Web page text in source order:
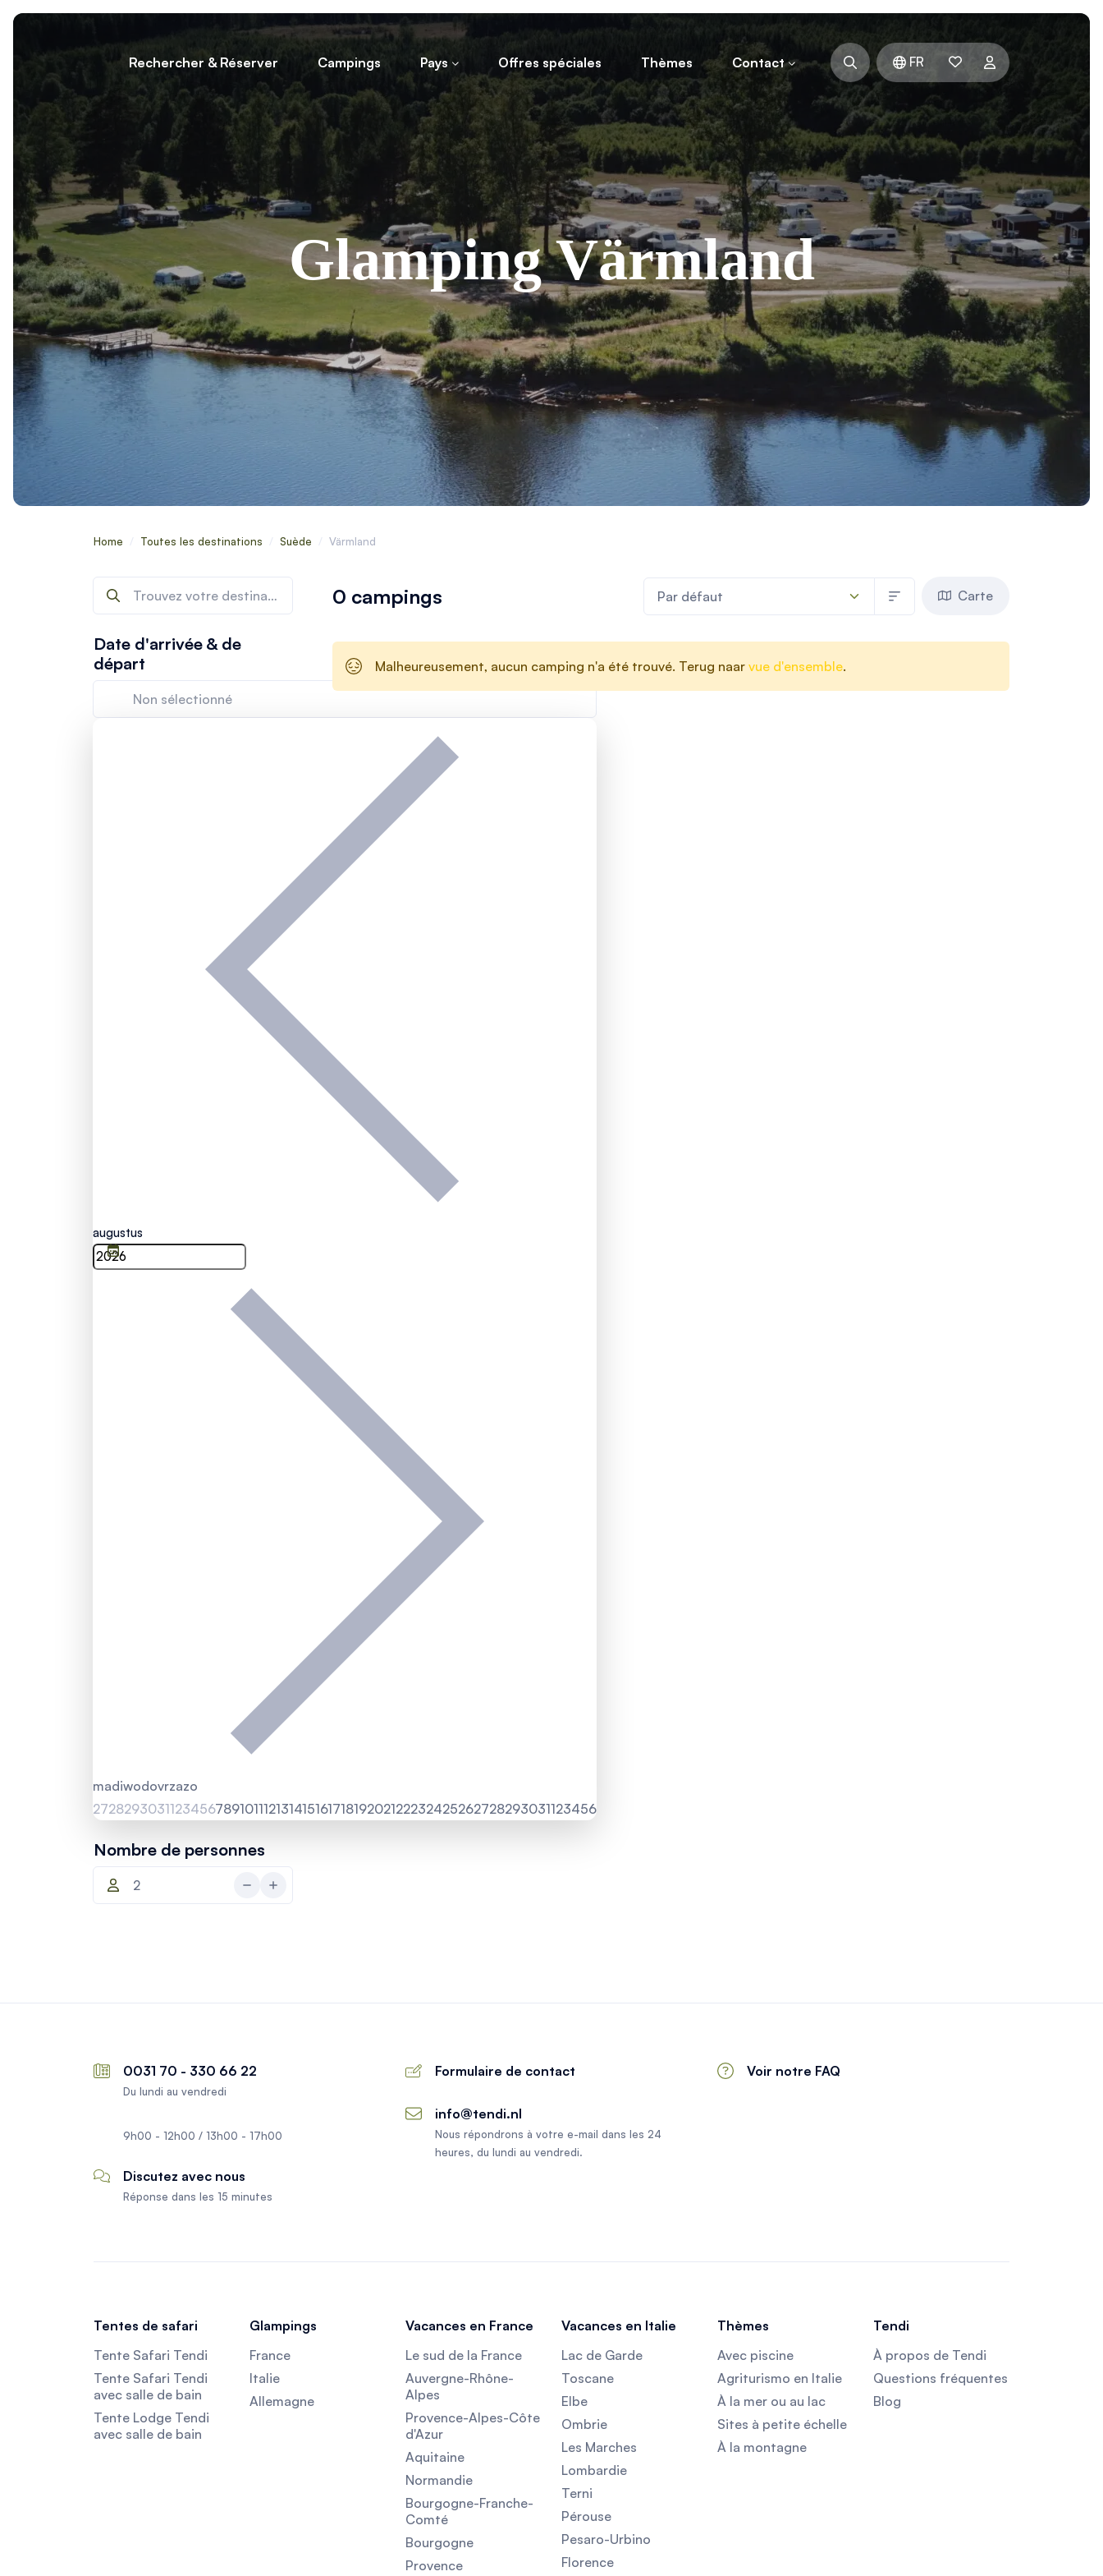
Rechercher & Réserver Campings Pays Offres spéciales Thèmes Contact FR
Glamping Värmland
Home / Toutes les destinations / Suède / Värmland
Date d'arrivée & de
départ
augustus
madiwodovrzazo
272829303112345678910111213141516171819202122232425262728293031123456
Nombre de personnes
0 campings Carte
Malheureusement, aucun camping n'a été trouvé. Terug naar vue d'ensemble.
0031 70 - 330 66 22
Du lundi au vendredi
9h00 - 12h00 / 13h00 - 17h00
Discutez avec nous
Réponse dans les 15 minutes
Formulaire de contact
info@tendi.nl
Nous répondrons à votre e-mail dans les 24
heures, du lundi au vendredi.
Voir notre FAQ
Tentes de safari
Tente Safari Tendi
Tente Safari Tendi
avec salle de bain
Tente Lodge Tendi
avec salle de bain
Glampings
France
Italie
Allemagne
Vacances en France
Le sud de la France
Auvergne-Rhône-
Alpes
Provence-Alpes-Côte
d'Azur
Aquitaine
Normandie
Bourgogne-Franche-
Comté
Bourgogne
Provence
Vacances en Italie
Lac de Garde
Toscane
Elbe
Ombrie
Les Marches
Lombardie
Terni
Pérouse
Pesaro-Urbino
Florence
Thèmes
Avec piscine
Agriturismo en Italie
À la mer ou au lac
Sites à petite échelle
À la montagne
Tendi
À propos de Tendi
Questions fréquentes
Blog